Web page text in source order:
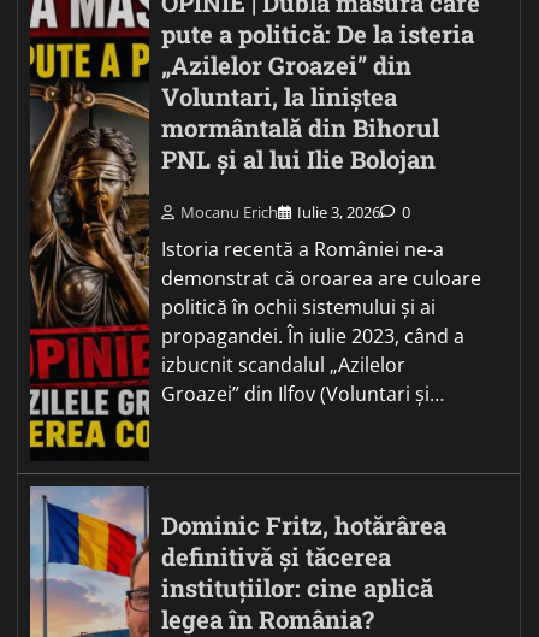
pute a politică: De la isteria
„Azilelor Groazei” din
Voluntari, la liniștea
mormântală din Bihorul
PNL și al lui Ilie Bolojan
Mocanu Erich Iulie 3, 2026 0
Istoria recentă a României ne-a
demonstrat că oroarea are culoare
politică în ochii sistemului și ai
propagandei. În iulie 2023, când a
izbucnit scandalul „Azilelor
Groazei” din Ilfov (Voluntari și…
Dominic Fritz, hotărârea
definitivă și tăcerea
instituțiilor: cine aplică
legea în România?